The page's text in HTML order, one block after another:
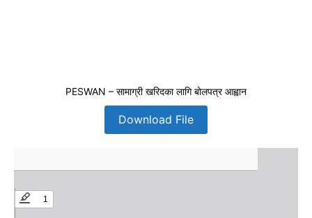
PESWAN – सामाग्री खरिदका लागि बोलपत्र आह्वान
Download File